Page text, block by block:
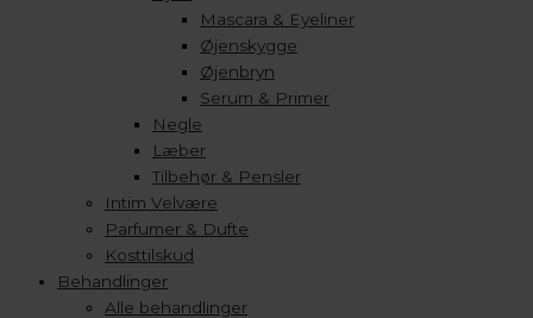
Mascara & Eyeliner
Øjenskygge
Øjenbryn
Serum & Primer
Negle
Læber
Tilbehør & Pensler
Intim Velvære
Parfumer & Dufte
Kosttilskud
Behandlinger
Alle behandlinger